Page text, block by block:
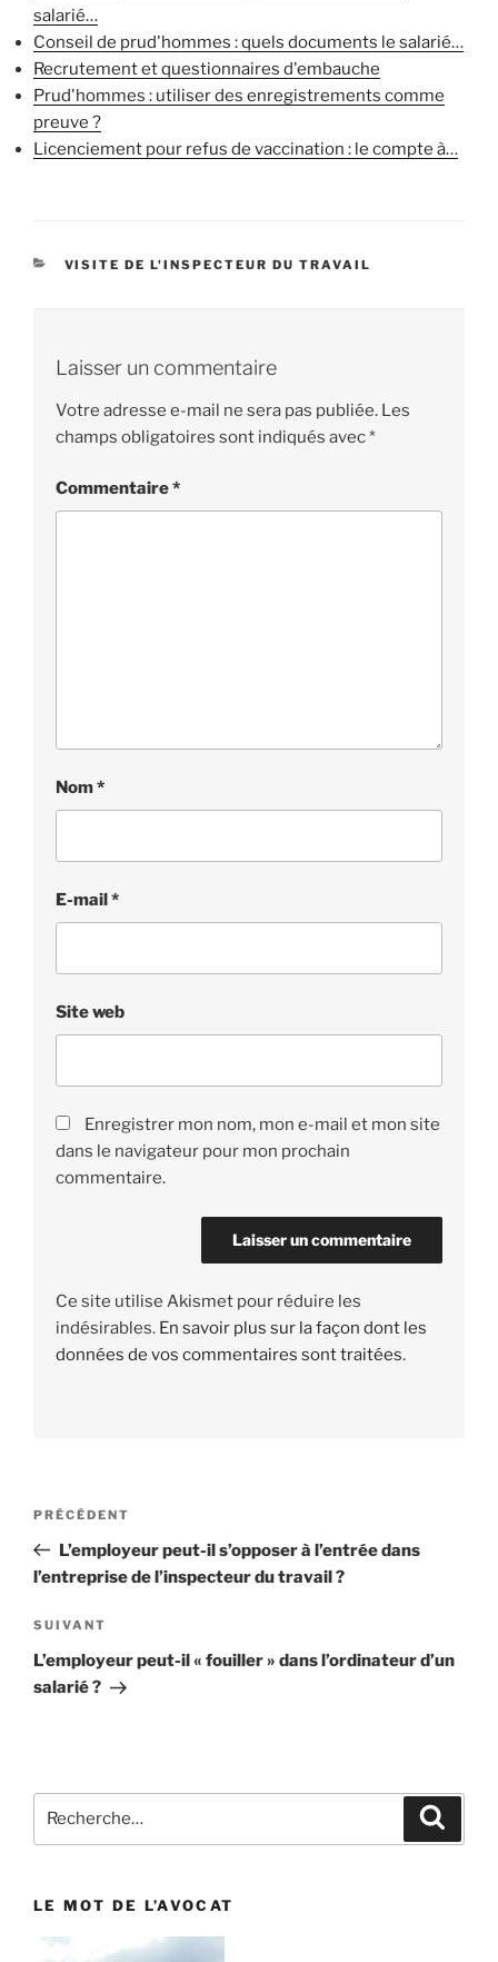
salarié…
Conseil de prud'hommes : quels documents le salarié…
Recrutement et questionnaires d'embauche
Prud'hommes : utiliser des enregistrements comme
preuve ?
Licenciement pour refus de vaccination : le compte à…
CATÉGORIES
VISITE DE L'INSPECTEUR DU TRAVAIL
Laisser un commentaire
Votre adresse e-mail ne sera pas publiée. Les
champs obligatoires sont indiqués avec*
Commentaire*
Nom*
E-mail*
Site web
Enregistrer mon nom, mon e-mail et mon site
dans le navigateur pour mon prochain
commentaire.
Ce site utilise Akismet pour réduire les
indésirables. En savoir plus sur la façon dont les
données de vos commentaires sont traitées.
Navigation
l’article
Article
précédent
PRÉCÉDENT
L’employeur peut-il s’opposer à l’entrée dans
l’entreprise de l’inspecteur du travail ?
Article
suivant
SUIVANT
L’employeur peut-il « fouiller » dans l’ordinateur d’un
salarié ?
LE MOT DE L’AVOCAT